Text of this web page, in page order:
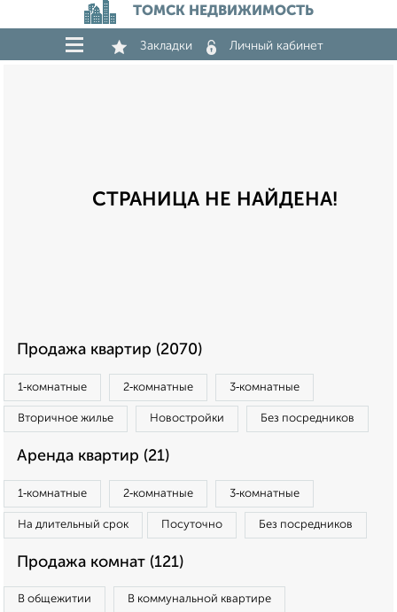
ТОМСК НЕДВИЖИМОСТЬ
Закладки Личный кабинет
СТРАНИЦА НЕ НАЙДЕНА!
Продажа квартир (2070)
1‑комнатные 2‑комнатные 3‑комнатные
Вторичное жилье Новостройки Без посредников
Аренда квартир (21)
1‑комнатные 2‑комнатные 3‑комнатные
На длительный срок Посуточно Без посредников
Продажа комнат (121)
В общежитии В коммунальной квартире